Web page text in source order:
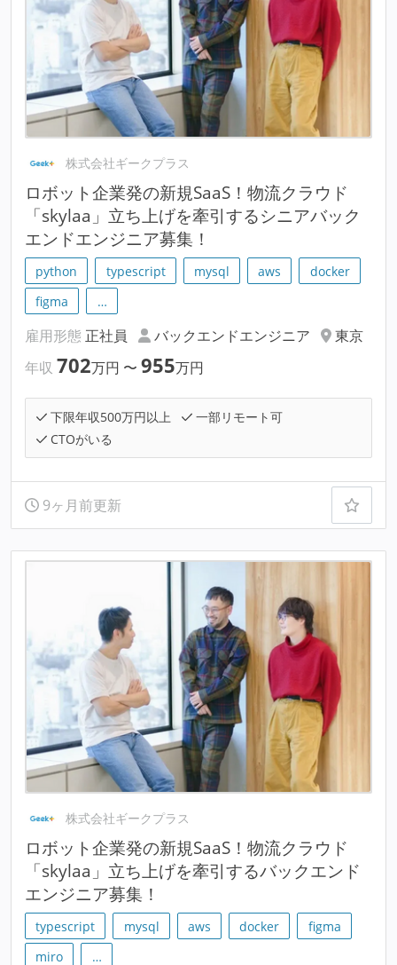
株式会社ギークプラス
ロボット企業発の新規SaaS！物流クラウド
「skylaa」立ち上げを牽引するシニアバック
エンドエンジニア募集！
python typescript mysql aws
docker
figma
…
雇用形態 正社員 バックエンドエンジニア
東京
年収 702万円 〜 955万円
下限年収500万円以上
一部リモート可
CTOがいる
9ヶ月前更新
株式会社ギークプラス
ロボット企業発の新規SaaS！物流クラウド
「skylaa」立ち上げを牽引するバックエンド
エンジニア募集！
typescript mysql aws docker
figma
miro
…